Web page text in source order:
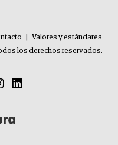
Valores y estándares
los derechos reservados.